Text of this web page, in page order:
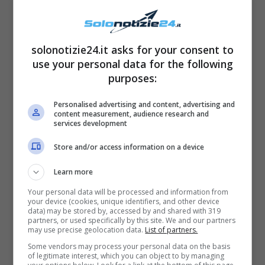
profili social. I followers hanno così potuto
assistere alla bella vacanzache la
conduttrice si è concessa.
I due stanno per tornare insieme?
piccolo schermo. Il 30 luglio 2022 verrà infatti
trasmesso – nei palinsesti Rai – unospeciale
tv dedicato proprio a Francesco Totti e Ilary
Blasi
appunto di uno
loro separazione. Si chiama Totti una sera a
cenae andrà a ripercorrerele tappe più
importantidella relazione tra l’ex Capitano
della Roma e la bella conduttrice. Si parlerà
solonotizie24.it asks for your consent to
use your personal data for the following
purposes:
Personalised advertising and content, advertising and
content measurement, audience research and
services development
Store and/or access information on a device
Learn more
Your personal data will be processed and information from
your device (cookies, unique identifiers, and other device
data) may be stored by, accessed by and shared with 319
partners, or used specifically by this site. We and our partners
may use precise geolocation data. List of partners.
Some vendors may process your personal data on the basis
of legitimate interest, which you can object to by managing